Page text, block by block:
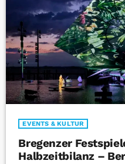
EVENTS & KULTUR
Bregenzer
Halbzeitbilanz –